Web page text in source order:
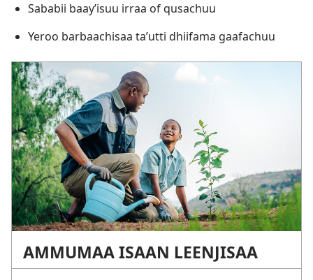
Sababii baayʼisuu irraa of qusachuu
Yeroo barbaachisaa taʼutti dhiifama gaafachuu
AMMUMAA ISAAN LEENJISAA